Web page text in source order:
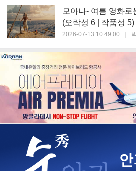
모아나- 여름 영화
(오락성 6 | 작품성 5)
2026-07-13 10:49:00